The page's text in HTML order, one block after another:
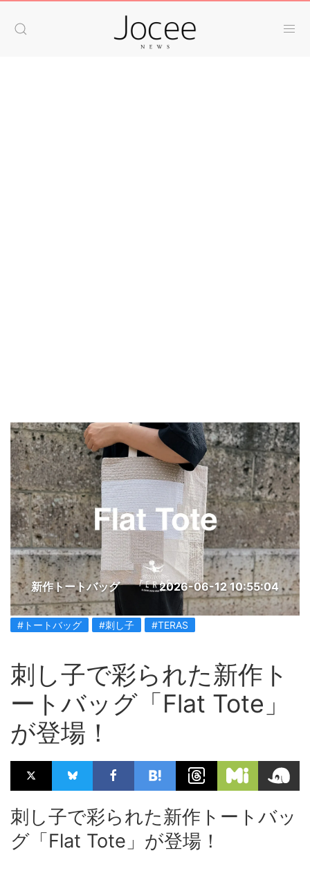
新作トートバッグ 2026-06-12 10:55:04
#トートバッグ #刺し子 #TERAS
刺し子で彩られた新作ト
ートバッグ「Flat Tote」
が登場！
刺し子で彩られた新作トートバッ
グ「Flat Tote」が登場！